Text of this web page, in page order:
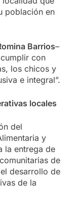
población en
Barrios–
con
los chicos y
e integral”.
locales
del
y
la entrega de
de
desarrollo de
de la